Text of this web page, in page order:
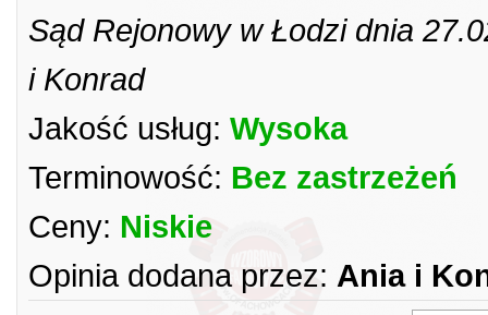
Sąd Rejonowy w Łodzi dnia
i Konrad
Jakość usług: Wysoka
Terminowość: Bez zastrzeżeń
Ceny: Niskie
Opinia dodana przez: Ania i